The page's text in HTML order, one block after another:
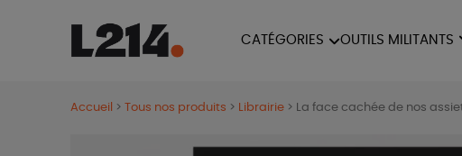
CATÉGORIES
FERMETURE DES ABATTOIRS
OUTILS MILITANTS
OUTILS MILITANTS
CARTES
L214 MAG
Accueil >Tous nos produits > Librairie > La face cachée de nos